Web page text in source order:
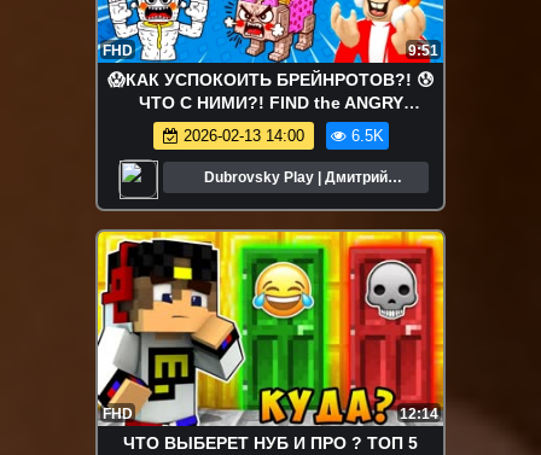
FHD 9:51
😱КАК УСПОКОИТЬ БРЕЙНРОТОВ?! 😰
ЧТО С НИМИ?! FIND the ANGRY
BRAINROT - №2
2026-02-13 14:00 6.5K
Dubrovsky Play | Дмитрий
Дубровский
FHD 12:14
ЧТО ВЫБЕРЕТ НУБ И ПРО ? ТОП 5